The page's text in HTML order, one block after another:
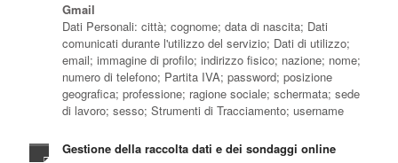
Gmail
Dati Personali: città; cognome; data di nascita; Dati
comunicati durante l'utilizzo del servizio; Dati di utilizzo;
email; immagine di profilo; indirizzo fisico; nazione; nome;
numero di telefono; Partita IVA; password; posizione
geografica; professione; ragione sociale; schermata; sede
di lavoro; sesso; Strumenti di Tracciamento; username
Gestione della raccolta dati e dei sondaggi online